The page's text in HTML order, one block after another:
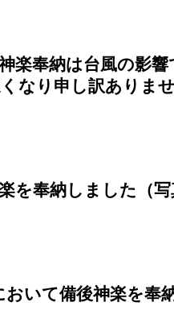
楽奉納は台風の影
なり申し訳ありませ
を奉納しました（写
おいて備後神楽を奉